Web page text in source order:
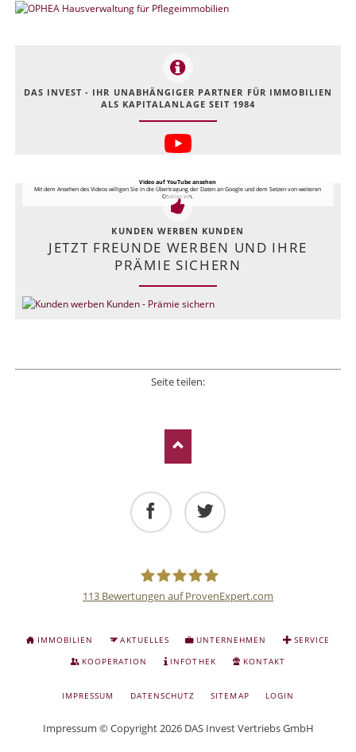
DAS INVEST - IHR UNABHÄNGIGER PARTNER FÜR IMMOBILIEN
ALS KAPITALANLAGE SEIT 1984
Video auf YouTube ansehen
Mit dem Ansehen des Videos willigen Sie in die Übertragung der Daten an Google und dem Setzen von weiteren
Cookies ein.
KUNDEN WERBEN KUNDEN
JETZT FREUNDE WERBEN UND IHRE
PRÄMIE SICHERN
Seite teilen:
Anlage
und
113 Bewertungen auf ProvenExpert.com
NAVIGATION
IMMOBILIEN AKTUELLES UNTERNEHMEN
SERVICE
KOOPERATION
INFOTHEK KONTAKT
NAVIGATION
IMPRESSUM DATENSCHUTZ SITEMAP LOGIN
Impressum © Copyright 2026 DAS Invest Vertriebs GmbH